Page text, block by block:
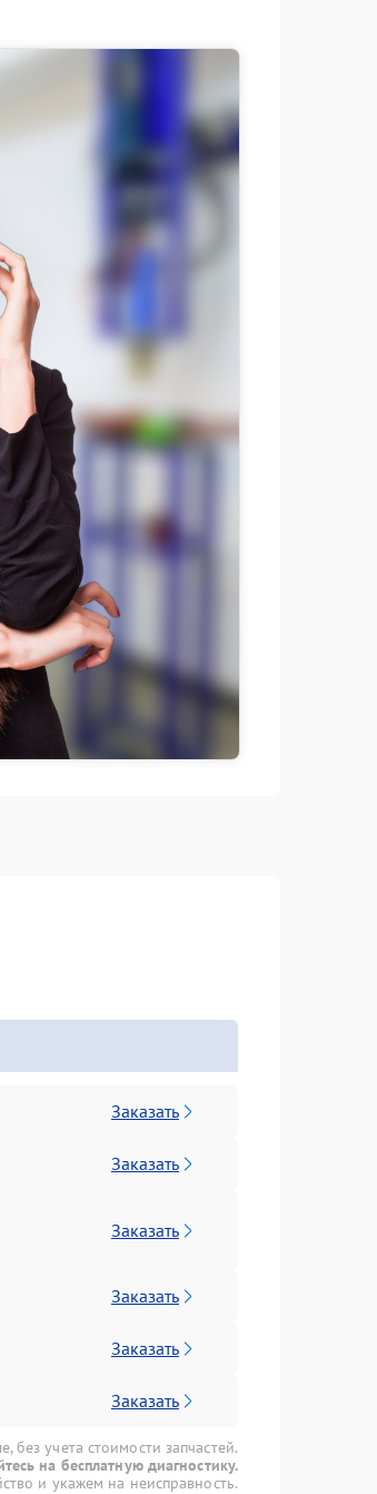
Заказать
Заказать
Заказать
Заказать
Заказать
Заказать
учета стоимости запчастей.
на бесплатную диагностику.
и укажем на неисправность.